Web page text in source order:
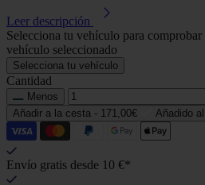
Leer descripción
Selecciona tu vehículo para
vehículo seleccionado
Selecciona tu vehículo
Cantidad
Menos
Añadir a la cesta - 171,00€ Añadido
Envío gratis desde 10 €*